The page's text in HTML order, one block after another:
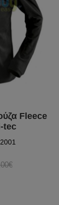
Fleece
tec